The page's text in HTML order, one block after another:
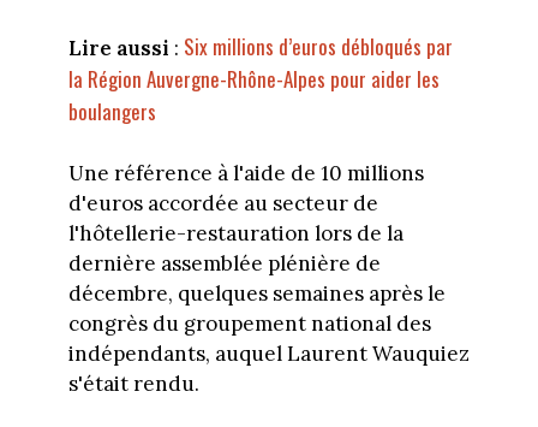
Lire aussi : Six millions d’euros débloqués par
la Région Auvergne-Rhône-Alpes pour aider les
boulangers
Une référence à l'aide de 10 millions
d'euros accordée au secteur de
l'hôtellerie-restauration lors de la
dernière assemblée plénière de
décembre, quelques semaines après le
congrès du groupement national des
indépendants, auquel Laurent Wauquiez
s'était rendu.